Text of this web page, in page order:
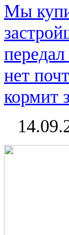
Мы
нет
кормит